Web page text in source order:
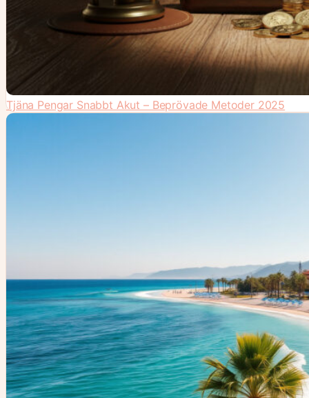
Tjäna Pengar Snabbt Akut – Beprövade Metoder 2025